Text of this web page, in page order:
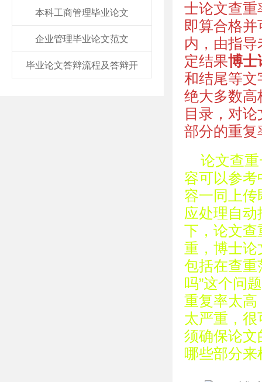
本科工商管理毕业论文
企业管理毕业论文范文
毕业论文答辩流程及答辩开
士论文查重
即算合格
内，由指
定结果博士
和结尾等文
绝大多数高
目录，对
部分的重复
论文查
容可以参考
容一同上传
应处理自
下，论文查
重，博士论
包括在查重
吗”这个问
重复率太高
太严重，
须确保论文
哪些部分